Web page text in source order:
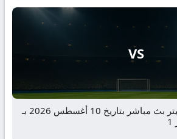
VS
مباراة بليموث و إكسيتر بث مباشر بتاريخ 10 أغسطس 2026 بـ